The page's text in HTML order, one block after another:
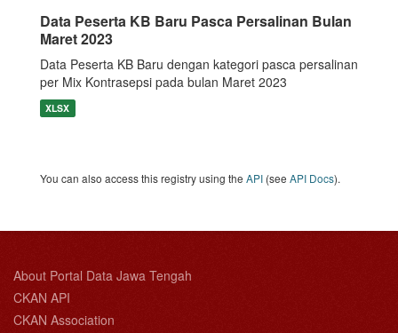
Data Peserta KB Baru Pasca Persalinan Bulan
Maret 2023
Data Peserta KB Baru dengan kategori pasca persalinan
per Mix Kontrasepsi pada bulan Maret 2023
XLSX
You can also access this registry using the API (see API Docs).
About Portal Data Jawa Tengah
CKAN API
CKAN Association